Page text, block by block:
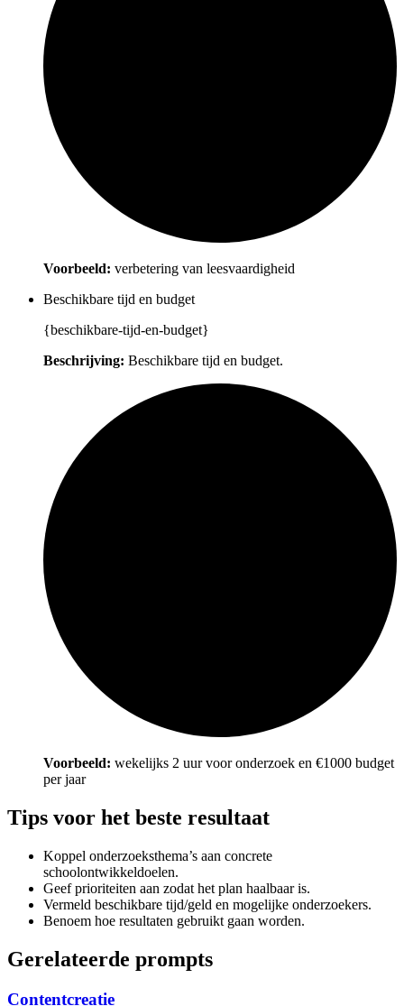
Voorbeeld: verbetering van leesvaardigheid
Beschikbare tijd en budget
{beschikbare-tijd-en-budget}
Beschrijving: Beschikbare tijd en budget.
Voorbeeld: wekelijks 2 uur voor onderzoek en €1000 budget
per jaar
Tips voor het beste resultaat
Koppel onderzoeksthema’s aan concrete
schoolontwikkeldoelen.
Geef prioriteiten aan zodat het plan haalbaar is.
Vermeld beschikbare tijd/geld en mogelijke onderzoekers.
Benoem hoe resultaten gebruikt gaan worden.
Gerelateerde prompts
Contentcreatie